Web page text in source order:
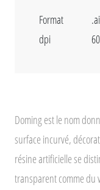
Format
dpi
Doming est le nom
surface incurvé,
résine artificielle se
transparent comme du